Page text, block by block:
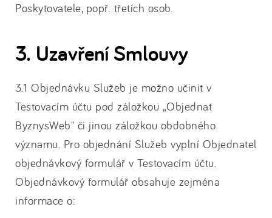
Poskytovatele, popř. třetích osob.
3. Uzavření Smlouvy
3.1 Objednávku Služeb je možno učinit v
Testovacím účtu pod záložkou „Objednat
ByznysWeb" či jinou záložkou obdobného
významu. Pro objednání Služeb vyplní Objednatel
objednávkový formulář v Testovacím účtu.
Objednávkový formulář obsahuje zejména
informace o: